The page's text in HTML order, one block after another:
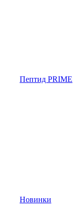
Пептид PRIME
Новинки